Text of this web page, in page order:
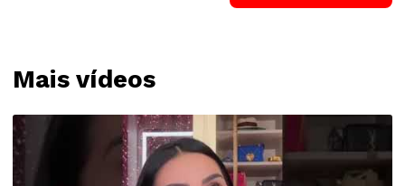
Mais vídeos